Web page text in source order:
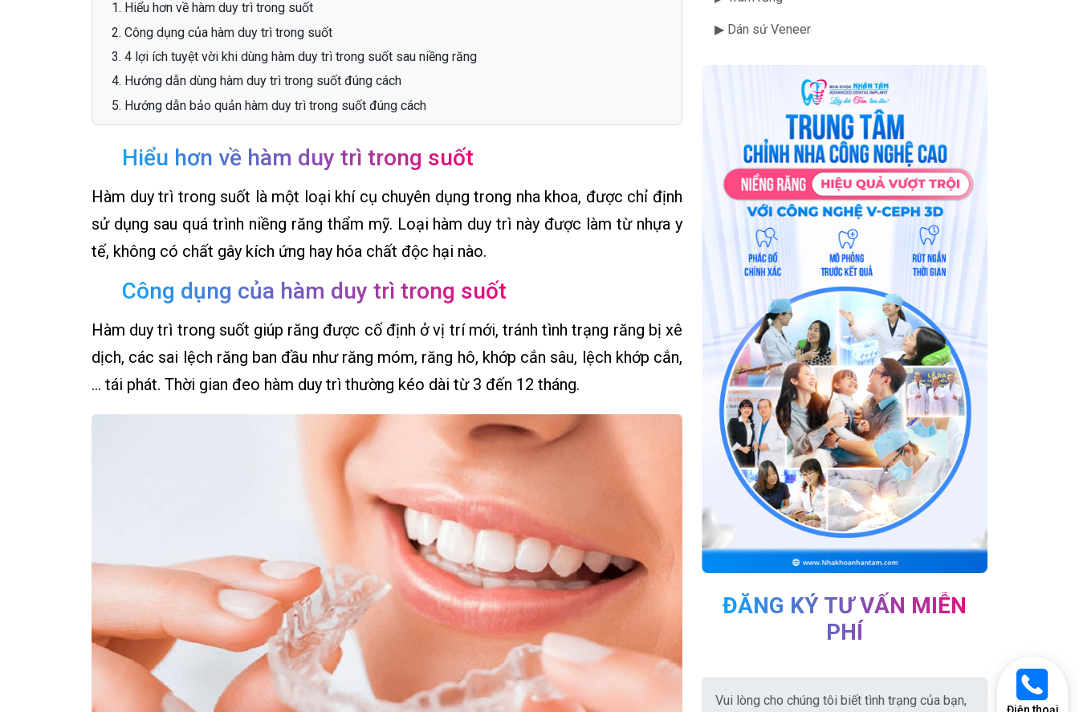
Hiểu hơn về hàm duy trì trong suốt
Công dụng của hàm duy trì trong suốt
4 lợi ích tuyệt vời khi dùng hàm duy trì trong suốt sau niềng răng
Hướng dẫn dùng hàm duy trì trong suốt đúng cách
Hướng dẫn bảo quản hàm duy trì trong suốt đúng cách
Hiểu hơn về hàm duy trì trong suốt
Hàm duy trì trong suốt là một loại khí cụ chuyên dụng trong nha khoa, được chỉ định
sử dụng sau quá trình niềng răng thẩm mỹ. Loại hàm duy trì này được làm từ nhựa y
tế, không có chất gây kích ứng hay hóa chất độc hại nào.
Công dụng của hàm duy trì trong suốt
Hàm duy trì trong suốt giúp răng được cố định ở vị trí mới, tránh tình trạng răng bị xê
dịch, các sai lệch răng ban đầu như răng móm, răng hô, khớp cắn sâu, lệch khớp cắn,
… tái phát. Thời gian đeo hàm duy trì thường kéo dài từ 3 đến 12 tháng.
▶ Dán sứ Veneer
ĐĂNG KÝ TƯ VẤN MIỄN
PHÍ